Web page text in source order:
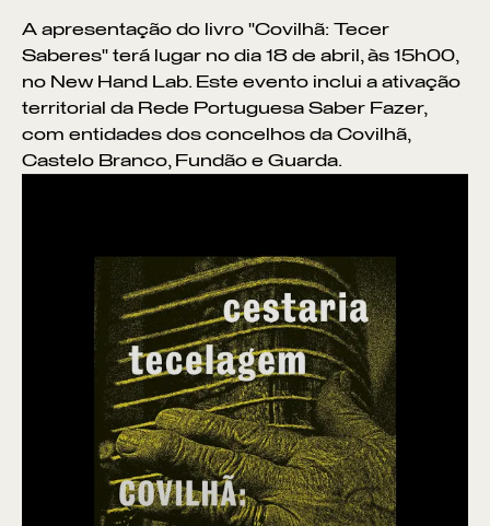
A apresentação do livro "Covilhã: Tecer
Saberes" terá lugar no dia 18 de abril, às 15h00,
no New Hand Lab. Este evento inclui a ativação
territorial da Rede Portuguesa Saber Fazer,
com entidades dos concelhos da Covilhã,
Castelo Branco, Fundão e Guarda.